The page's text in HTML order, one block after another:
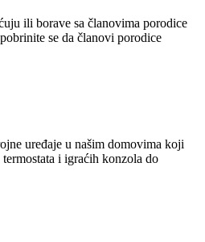
ili borave sa članovima porodice
se da članovi porodice
uređaje u našim domovima koji
i igraćih konzola do